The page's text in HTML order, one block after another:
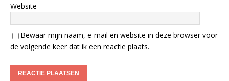
Website
Bewaar mijn naam, e-mail en website in deze browser voor
de volgende keer dat ik een reactie plaats.